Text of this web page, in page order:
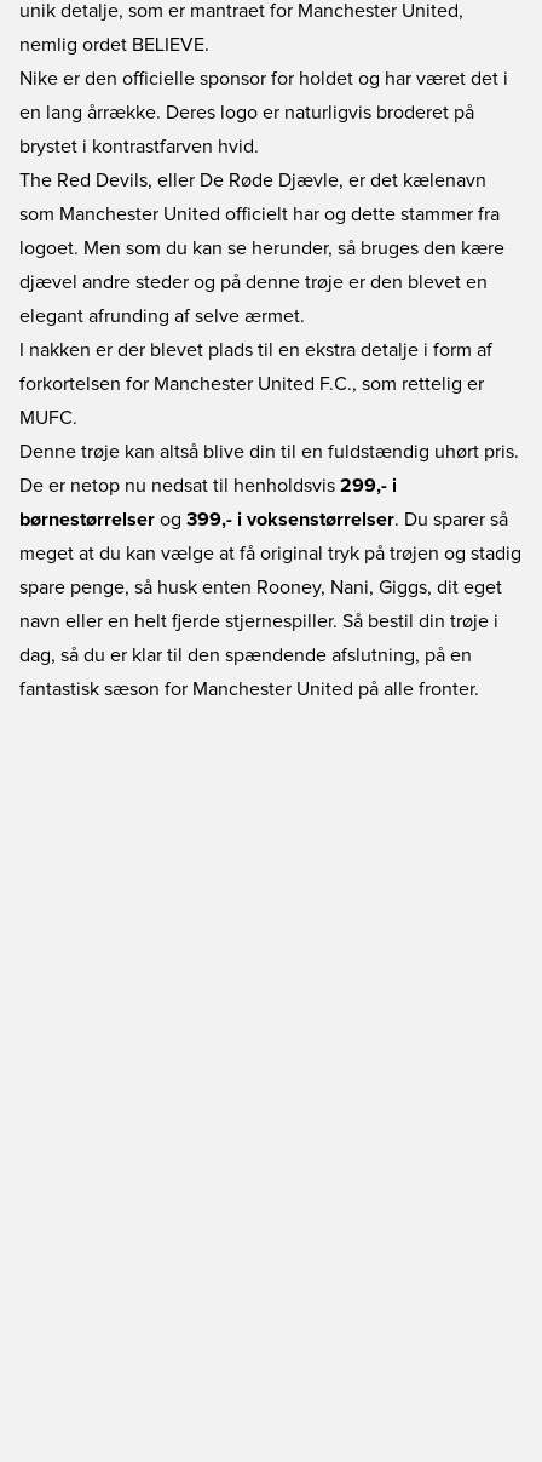
unik detalje, som er mantraet for Manchester United,
nemlig ordet BELIEVE.
Nike er den officielle sponsor for holdet og har været det i
en lang årrække. Deres logo er naturligvis broderet på
brystet i kontrastfarven hvid.
The Red Devils, eller De Røde Djævle, er det kælenavn
som Manchester United officielt har og dette stammer fra
logoet. Men som du kan se herunder, så bruges den kære
djævel andre steder og på denne trøje er den blevet en
elegant afrunding af selve ærmet.
I nakken er der blevet plads til en ekstra detalje i form af
forkortelsen for Manchester United F.C., som rettelig er
MUFC.
Denne trøje kan altså blive din til en fuldstændig uhørt pris.
De er netop nu nedsat til henholdsvis 299,- i
børnestørrelser og 399,- i voksenstørrelser. Du sparer så
meget at du kan vælge at få original tryk på trøjen og stadig
spare penge, så husk enten Rooney, Nani, Giggs, dit eget
navn eller en helt fjerde stjernespiller. Så bestil din trøje i
dag, så du er klar til den spændende afslutning, på en
fantastisk sæson for Manchester United på alle fronter.